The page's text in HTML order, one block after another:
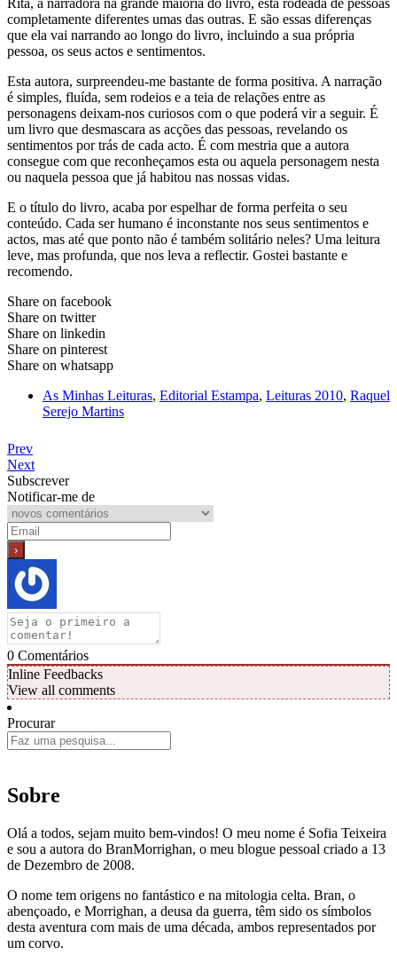
completamente diferentes umas das outras. E são essas diferenças
que ela vai narrando ao longo do livro, incluindo a sua própria
pessoa, os seus actos e sentimentos.
Esta autora, surpreendeu-me bastante de forma positiva. A narração
é simples, fluída, sem rodeios e a teia de relações entre as
personagens deixam-nos curiosos com o que poderá vir a seguir. É
um livro que desmascara as acções das pessoas, revelando os
sentimentos por trás de cada acto. É com mestria que a autora
consegue com que reconheçamos esta ou aquela personagem nesta
ou naquela pessoa que já habitou nas nossas vidas.
E o título do livro, acaba por espelhar de forma perfeita o seu
conteúdo. Cada ser humano é inconstante nos seus sentimentos e
actos, mas até que ponto não é também solitário neles? Uma leitura
leve, mas profunda, que nos leva a reflectir. Gostei bastante e
recomendo.
Share on facebook
Share on twitter
Share on linkedin
Share on pinterest
Share on whatsapp
As Minhas Leituras, Editorial Estampa, Leituras 2010, Raquel
Serejo Martins
Prev
Next
Subscrever
Notificar-me de
0 Comentários
Inline Feedbacks
View all comments
Procurar
Sobre
Olá a todos, sejam muito bem-vindos! O meu nome é Sofia Teixeira
e sou a autora do BranMorrighan, o meu blogue pessoal criado a 13
de Dezembro de 2008.
O nome tem origens no fantástico e na mitologia celta. Bran, o
abençoado, e Morrighan, a deusa da guerra, têm sido os símbolos
desta aventura com mais de uma década, ambos representados por
um corvo.